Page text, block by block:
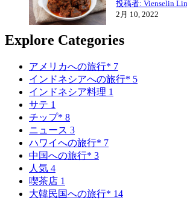
投稿者: Vienselin
2月 10, 2022
Explore Categories
アメリカへの旅行* 7
インドネシアへの旅行* 5
インドネシア料理 1
サテ 1
チップ* 8
ニュース 3
ハワイへの旅行* 7
中国への旅行* 3
人気 4
喫茶店 1
大韓民国への旅行* 14